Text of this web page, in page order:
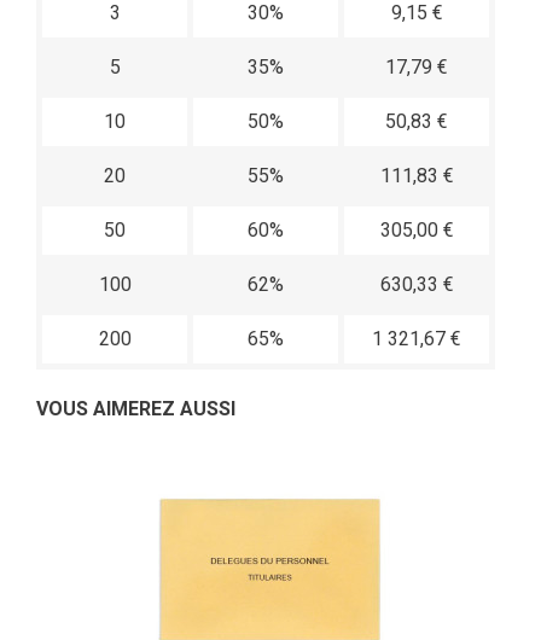
3 30% 9,15 €
5 35% 17,79 €
10 50% 50,83 €
20 55% 111,83 €
50 60% 305,00 €
100 62% 630,33 €
200 65% 1 321,67 €
VOUS AIMEREZ AUSSI